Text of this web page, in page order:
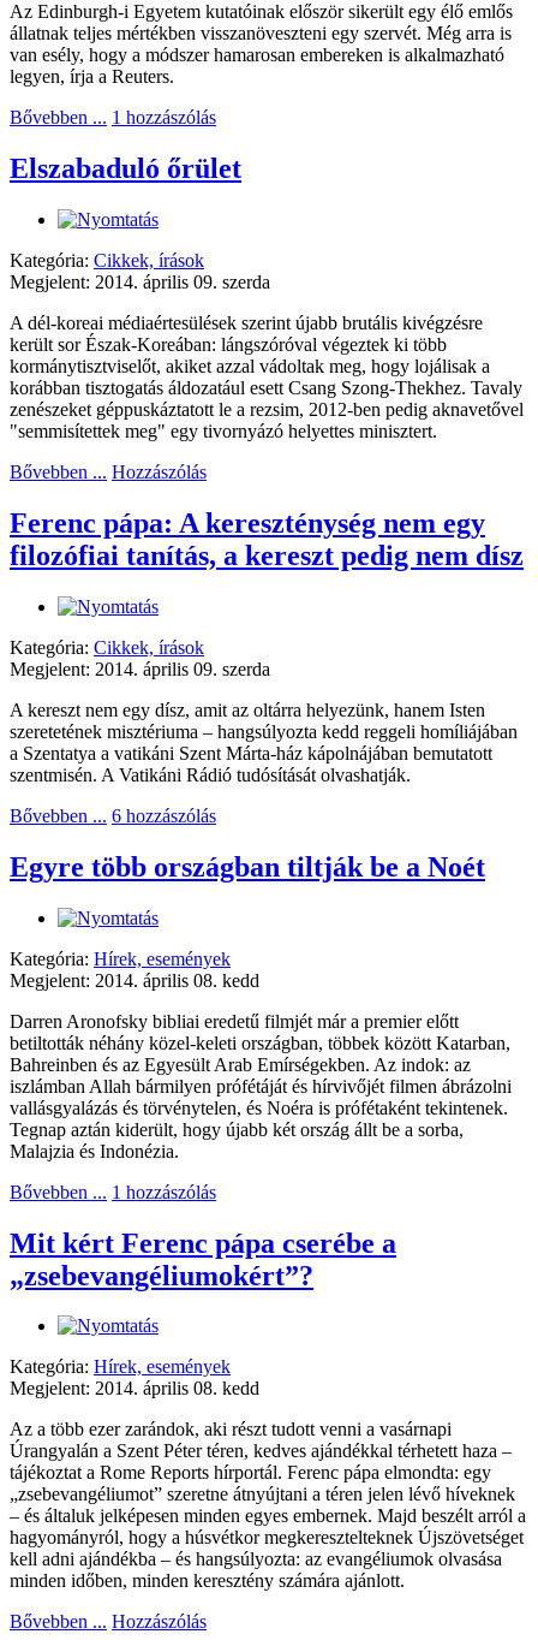
Az Edinburgh-i Egyetem kutatóinak először sikerült egy élő emlős
állatnak teljes mértékben visszanöveszteni egy szervét. Még arra is
van esély, hogy a módszer hamarosan embereken is alkalmazható
legyen, írja a Reuters.
Bővebben ... 1 hozzászólás
Elszabaduló őrület
Kategória: Cikkek, írások
Megjelent: 2014. április 09. szerda
A dél-koreai médiaértesülések szerint újabb brutális kivégzésre
került sor Észak-Koreában: lángszóróval végeztek ki több
kormánytisztviselőt, akiket azzal vádoltak meg, hogy lojálisak a
korábban tisztogatás áldozatául esett Csang Szong-Thekhez. Tavaly
zenészeket géppuskáztatott le a rezsim, 2012-ben pedig aknavetővel
"semmisítettek meg" egy tivornyázó helyettes minisztert.
Bővebben ... Hozzászólás
Ferenc pápa: A kereszténység nem egy
filozófiai tanítás, a kereszt pedig nem dísz
Kategória: Cikkek, írások
Megjelent: 2014. április 09. szerda
A kereszt nem egy dísz, amit az oltárra helyezünk, hanem Isten
szeretetének misztériuma – hangsúlyozta kedd reggeli homíliájában
a Szentatya a vatikáni Szent Márta-ház kápolnájában bemutatott
szentmisén. A Vatikáni Rádió tudósítását olvashatják.
Bővebben ... 6 hozzászólás
Egyre több országban tiltják be a Noét
Kategória: Hírek, események
Megjelent: 2014. április 08. kedd
Darren Aronofsky bibliai eredetű filmjét már a premier előtt
betiltották néhány közel-keleti országban, többek között Katarban,
Bahreinben és az Egyesült Arab Emírségekben. Az indok: az
iszlámban Allah bármilyen prófétáját és hírvivőjét filmen ábrázolni
vallásgyalázás és törvénytelen, és Noéra is prófétaként tekintenek.
Tegnap aztán kiderült, hogy újabb két ország állt be a sorba,
Malajzia és Indonézia.
Bővebben ... 1 hozzászólás
Mit kért Ferenc pápa cserébe a
„zsebevangéliumokért”?
Kategória: Hírek, események
Megjelent: 2014. április 08. kedd
Az a több ezer zarándok, aki részt tudott venni a vasárnapi
Úrangyalán a Szent Péter téren, kedves ajándékkal térhetett haza –
tájékoztat a Rome Reports hírportál. Ferenc pápa elmondta: egy
„zsebevangéliumot” szeretne átnyújtani a téren jelen lévő híveknek
– és általuk jelképesen minden egyes embernek. Majd beszélt arról a
hagyományról, hogy a húsvétkor megkeresztelteknek Újszövetséget
kell adni ajándékba – és hangsúlyozta: az evangéliumok olvasása
minden időben, minden keresztény számára ajánlott.
Bővebben ... Hozzászólás